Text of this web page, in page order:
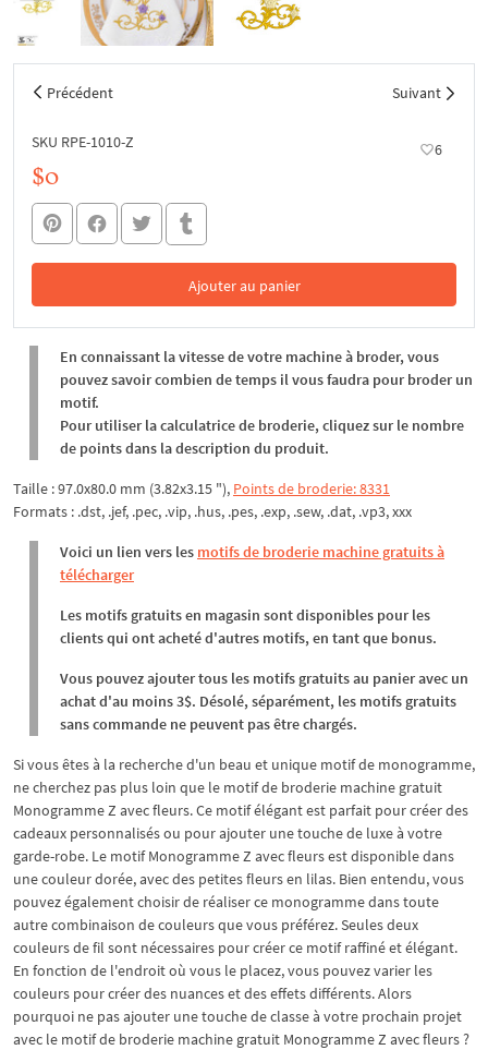
Précédent Suivant
SKU RPE-1010-Z 6
$0
Ajouter au panier
Dans le panier
En connaissant la vitesse de votre machine à broder, vous
pouvez savoir combien de temps il vous faudra pour broder un
motif.
Pour utiliser la calculatrice de broderie, cliquez sur le nombre
de points dans la description du produit.
Taille : 97.0x80.0 mm (3.82x3.15 "), Points de broderie: 8331
Formats : .dst, .jef, .pec, .vip, .hus, .pes, .exp, .sew, .dat, .vp3, xxx
Voici un lien vers les motifs de broderie machine gratuits à
télécharger
Les motifs gratuits en magasin sont disponibles pour les
clients qui ont acheté d'autres motifs, en tant que bonus.
Vous pouvez ajouter tous les motifs gratuits au panier avec un
achat d'au moins 3$. Désolé, séparément, les motifs gratuits
sans commande ne peuvent pas être chargés.
Si vous êtes à la recherche d'un beau et unique motif de monogramme,
ne cherchez pas plus loin que le motif de broderie machine gratuit
Monogramme Z avec fleurs. Ce motif élégant est parfait pour créer des
cadeaux personnalisés ou pour ajouter une touche de luxe à votre
garde-robe. Le motif Monogramme Z avec fleurs est disponible dans
une couleur dorée, avec des petites fleurs en lilas. Bien entendu, vous
pouvez également choisir de réaliser ce monogramme dans toute
autre combinaison de couleurs que vous préférez. Seules deux
couleurs de fil sont nécessaires pour créer ce motif raffiné et élégant.
En fonction de l'endroit où vous le placez, vous pouvez varier les
couleurs pour créer des nuances et des effets différents. Alors
pourquoi ne pas ajouter une touche de classe à votre prochain projet
avec le motif de broderie machine gratuit Monogramme Z avec fleurs ?